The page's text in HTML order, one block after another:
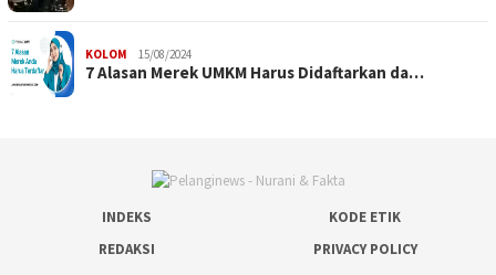
KOLOM 15/08/2024
7 Alasan Merek UMKM Harus Didaftarkan da…
INDEKS
KODE ETIK
REDAKSI
PRIVACY POLICY